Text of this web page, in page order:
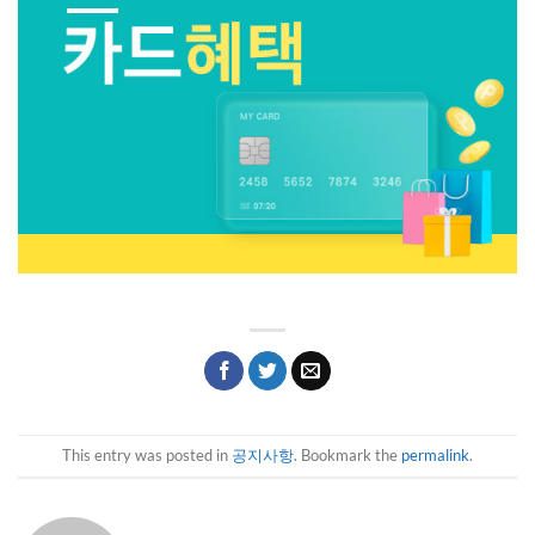
This entry was posted in 공지사항. Bookmark the permalink.